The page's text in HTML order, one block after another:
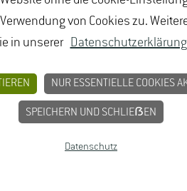
von Cookies zu.
in unserer Datenschutzerklärung
NUR ESSENTIELLE COOKIES
SPEICHERN UND SCHLIEẞEN
Datenschutz